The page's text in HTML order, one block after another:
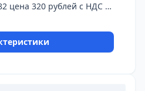
цена 320 рублей с НДС в